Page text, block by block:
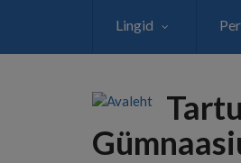
Lingid